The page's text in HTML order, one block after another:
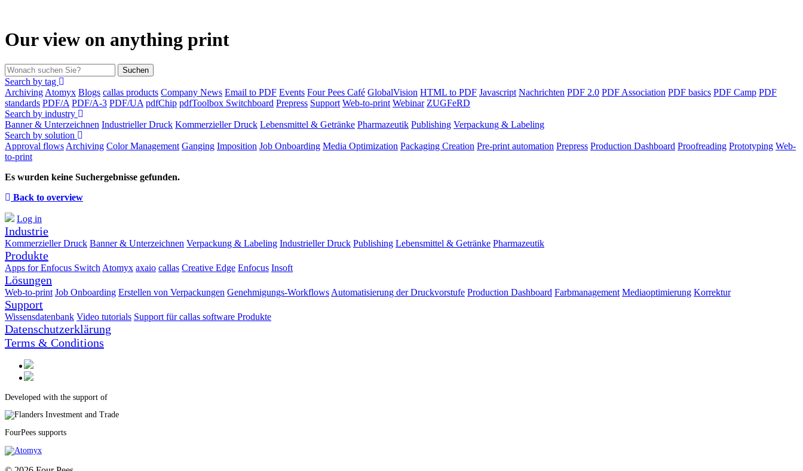
Our view on anything print
Suchen
Search by tag
Archiving Atomyx Blogs callas products Company News Email to PDF Events Four Pees Café GlobalVision HTML to PDF Javascript Nachrichten PDF 2.0 PDF Association PDF basics PDF Camp PDF
standards PDF/A PDF/A-3 PDF/UA pdfChip pdfToolbox Switchboard Prepress Support Web-to-print Webinar ZUGFeRD
Search by industry
Banner & Unterzeichnen Industrieller Druck Kommerzieller Druck Lebensmittel & Getränke Pharmazeutik Publishing Verpackung & Labeling
Search by solution
Approval flows Archiving Color Management Ganging Imposition Job Onboarding Media Optimization Packaging Creation Pre-print automation Prepress Production Dashboard Proofreading Prototyping Web-
to-print
Es wurden keine Suchergebnisse gefunden.
Back to overview
Log in
Industrie
Kommerzieller Druck Banner & Unterzeichnen Verpackung & Labeling Industrieller Druck Publishing Lebensmittel & Getränke Pharmazeutik
Produkte
Apps for Enfocus Switch Atomyx axaio callas Creative Edge Enfocus Insoft
Lösungen
Web-to-print Job Onboarding Erstellen von Verpackungen Genehmigungs-Workflows Automatisierung der Druckvorstufe Production Dashboard Farbmanagement Mediaoptimierung Korrektur
Support
Wissensdatenbank Video tutorials Support für callas software Produkte
Datenschutzerklärung
Terms & Conditions
Developed with the support of
FourPees supports